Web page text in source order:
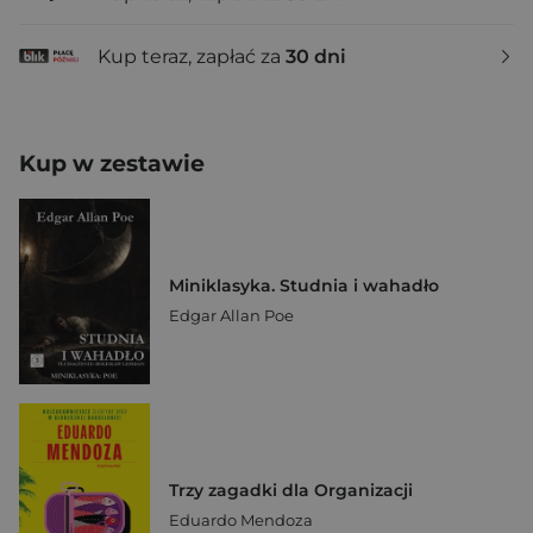
Kup teraz, zapłać za 30 dni
Kup w zestawie
Miniklasyka. Studnia i wahadło
Edgar Allan Poe
Trzy zagadki dla Organizacji
Eduardo Mendoza